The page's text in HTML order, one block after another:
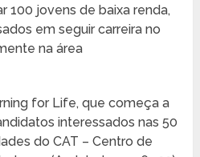
100 jovens de baixa renda,
em seguir carreira no
na área
for Life, que começa a
interessados nas 50
do CAT – Centro de